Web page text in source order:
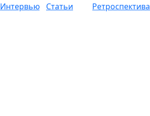
Интервью Статьи Ретроспектива